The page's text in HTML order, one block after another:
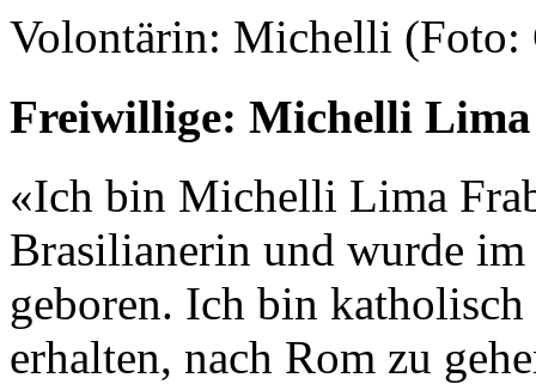
Volontärin: Michelli (Foto:
Freiwillige: Michelli
«Ich bin Michelli Lima
Brasilianerin und wurde
geboren. Ich bin
erhalten, nach Rom zu